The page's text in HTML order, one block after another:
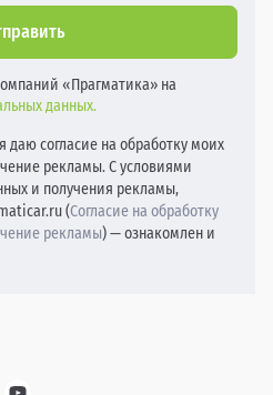
«Прагматика» на
данных.
даю согласие на обработку моих
рекламы. С условиями
и получения рекламы,
(Согласие на обработку
рекламы) — ознакомлен и